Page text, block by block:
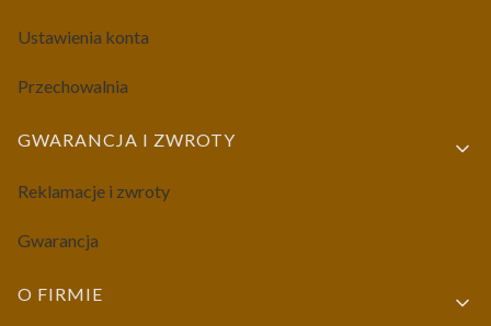
Ustawienia konta
Przechowalnia
GWARANCJA I ZWROTY
Reklamacje i zwroty
Gwarancja
O FIRMIE